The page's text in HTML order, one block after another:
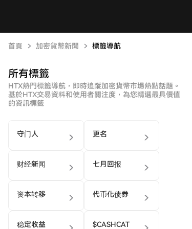
首頁 加密貨幣新聞 標籤導航
所有標籤
HTX熱門標籤導航，即時追蹤加密貨幣市場熱點話題。
基於HTX交易資料和使用者關注度，為您精選最具價值
的資訊標籤
守门人 更名
财经新闻 七月回报
资本转移 代币化债券
稳定收益 $CASHCAT